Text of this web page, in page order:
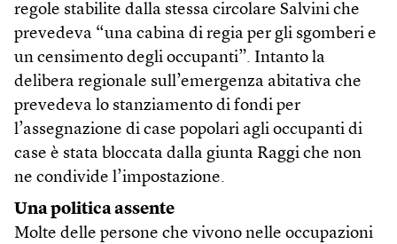
regole stabilite dalla stessa circolare Salvini che
prevedeva “una cabina di regia per gli sgomberi e
un censimento degli occupanti”. Intanto la
delibera regionale sull’emergenza abitativa che
prevedeva lo stanziamento di fondi per
l’assegnazione di case popolari agli occupanti di
case è stata bloccata dalla giunta Raggi che non
ne condivide l’impostazione.
Una politica assente
Molte delle persone che vivono nelle occupazioni